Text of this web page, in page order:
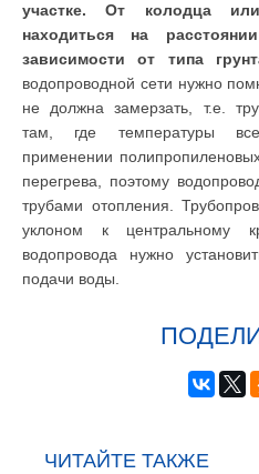
участке. От колодца
находиться на
зависимости от типа
водопроводной сети нужно
не должна замерзать, т.е.
там, где температуры
применении
перегрева, поэтому
трубами отопления.
уклоном к центральному
водопровода нужно
подачи воды.
ЧИТАЙТЕ ТАКЖЕ